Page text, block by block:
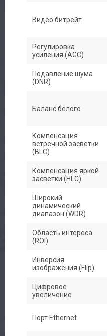
Видео битрейт
Регулировка
усиления (AGC)
Подавление шума
(DNR)
Баланс белого
Компенсация
встречной засветки
(BLC)
Компенсация яркой
засветки (HLC)
Широкий
динамический
диапазон (WDR)
Область интереса
(ROI)
Инверсия
изображения (Flip)
Цифровое
увеличение
Порт Ethernet